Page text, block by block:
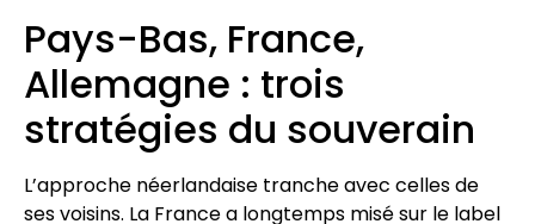
Pays-Bas, France,
Allemagne : trois
stratégies du souverain
L’approche néerlandaise tranche avec celles de
ses voisins. La France a longtemps misé sur le label